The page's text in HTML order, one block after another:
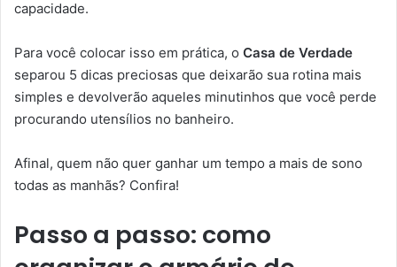
capacidade.
Para você colocar isso em prática, o Casa de Verdade
separou 5 dicas preciosas que deixarão sua rotina mais
simples e devolverão aqueles minutinhos que você perde
procurando utensílios no banheiro.
Afinal, quem não quer ganhar um tempo a mais de sono
todas as manhãs? Confira!
Passo a passo: como